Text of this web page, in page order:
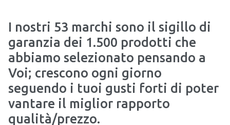
I nostri 53 marchi sono il sigillo di
garanzia dei 1.500 prodotti che
abbiamo selezionato pensando a
Voi; crescono ogni giorno
seguendo i tuoi gusti forti di poter
vantare il miglior rapporto
qualità/prezzo.